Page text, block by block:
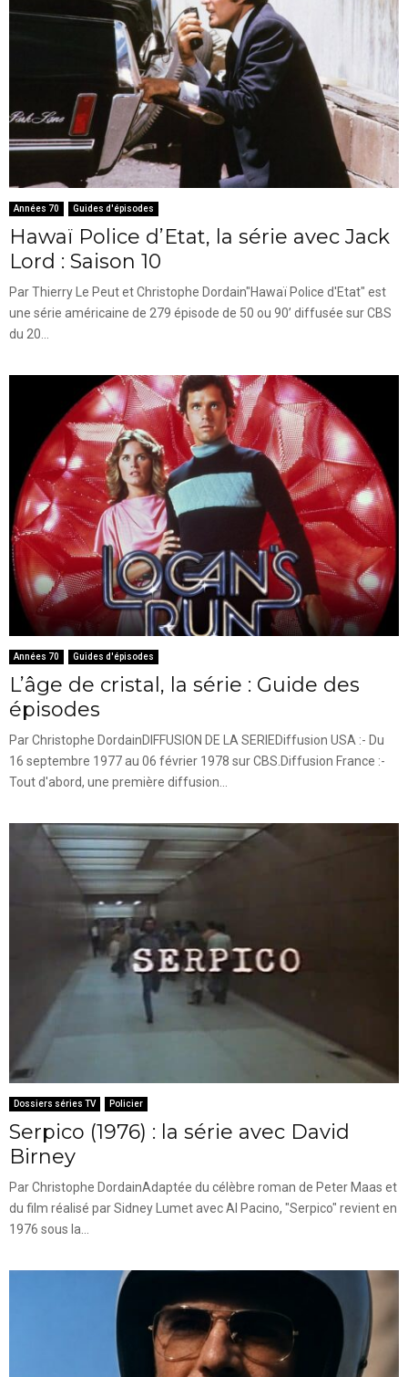
Années 70 Guides d'épisodes
Hawaï Police d’Etat, la série avec Jack
Lord : Saison 10
Par Thierry Le Peut et Christophe Dordain"Hawaï Police d'Etat" est
une série américaine de 279 épisode de 50 ou 90’ diffusée sur CBS
du 20...
Années 70 Guides d'épisodes
L’âge de cristal, la série : Guide des
épisodes
Par Christophe DordainDIFFUSION DE LA SERIEDiffusion USA :- Du
16 septembre 1977 au 06 février 1978 sur CBS.Diffusion France :-
Tout d'abord, une première diffusion...
Dossiers séries TV Policier
Serpico (1976) : la série avec David
Birney
Par Christophe DordainAdaptée du célèbre roman de Peter Maas et
du film réalisé par Sidney Lumet avec Al Pacino, "Serpico" revient en
1976 sous la...